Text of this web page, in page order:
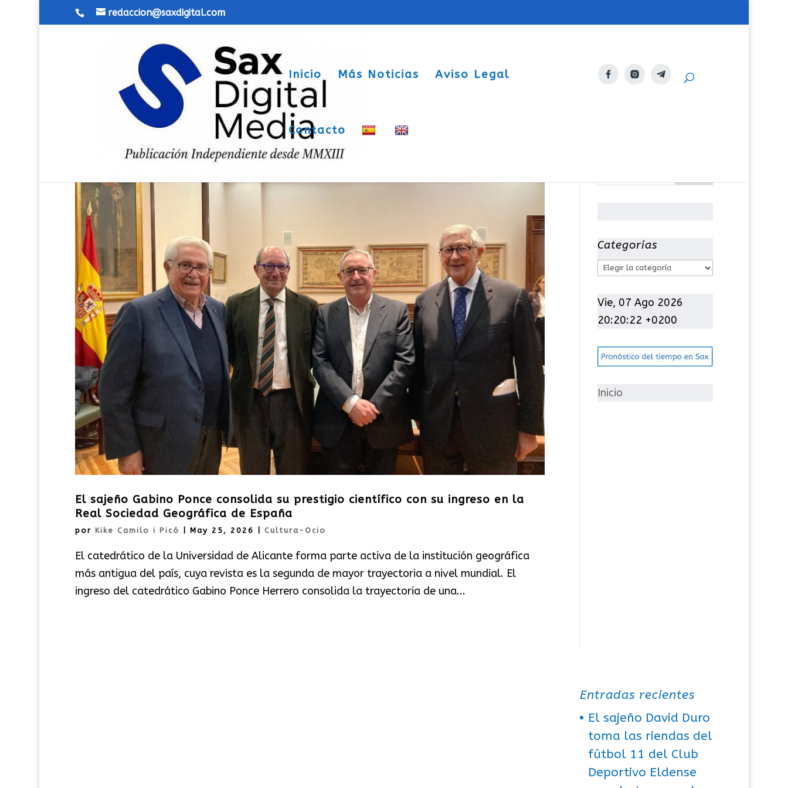
redaccion@saxdigital.com
Inicio Más Noticias Aviso Legal
Contacto
El sajeño Gabino Ponce consolida su prestigio científico con su ingreso en la
Real Sociedad Geográfica de España
por Kike Camilo i Picó May 25, 2026 Cultura-Ocio
El catedrático de la Universidad de Alicante forma parte activa de la institución geográfica
más antigua del país, cuya revista es la segunda de mayor trayectoria a nivel mundial. El
ingreso del catedrático Gabino Ponce Herrero consolida la trayectoria de una...
Categorías
C
t
e
o
í
Vie, 07 Ago 2026
20:20:23 +0200
Inicio
Entradas recientes
El sajeño David Duro
toma las riendas del
fútbol 11 del Club
Deportivo Eldense